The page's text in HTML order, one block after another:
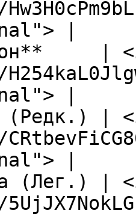
|
|
|
(Редк.) |
|
(Лег.) |